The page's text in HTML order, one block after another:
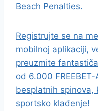
Beach Penalties.
Registrujte se na
mobilnoj aplikaciji,
preuzmite
od 6.000
besplatnih
sportsko klađenje!